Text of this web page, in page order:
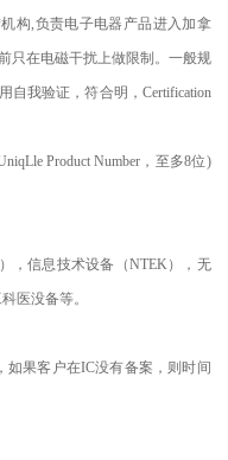
构,负责电子电器产品进入加拿
只在电磁干扰上做限制。一般规
自我验证，符合明，Certification
Product Number，至多8位)
，信息技术设备（NTEK），无
医没备等。
果客户在IC没有备案，则时间